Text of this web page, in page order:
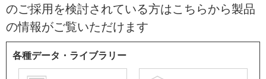
のご採用を検討されている方はこちらから製品
の情報がご覧いただけます
各種データ・ライブラリー